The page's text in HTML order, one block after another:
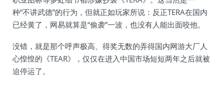
种“不讲武德”的行为，但就正如玩家所说：反正TERA在国内
已经黄了，网易就算是“偷袭”一波，也没有人能出面咬他。
没错，就是那个呼声极高、得奖无数的弄得国内网游大厂人
心惶惶的《TEAR》，仅仅在进入中国市场短短两年之后就被
迫停运了。